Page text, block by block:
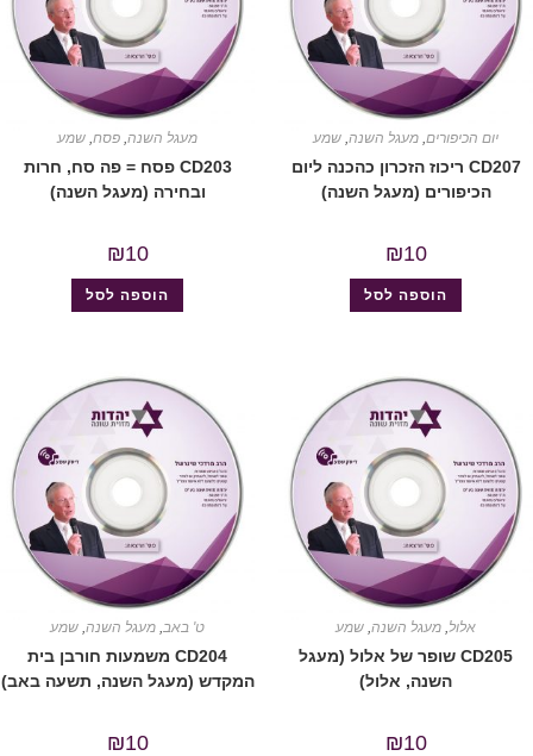
יום הכיפורים, מעגל השנה, שמע
CD207 ריכוז הזכרון כהכנה ליום
הכיפורים (מעגל השנה)
₪10
הוספה לסל
מעגל השנה, פסח, שמע
CD203 פסח = פה סח, חרות
ובחירה (מעגל השנה)
₪10
הוספה לסל
אלול, מעגל השנה, שמע
CD205 שופר של אלול (מעגל
השנה, אלול)
₪10
ט' באב, מעגל השנה, שמע
CD204 משמעות חורבן בית
המקדש (מעגל השנה, תשעה באב)
₪10